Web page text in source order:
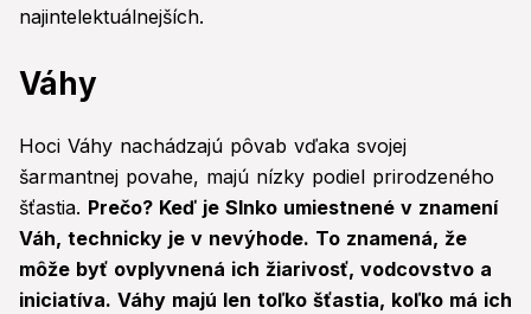
najintelektuálnejších.
Váhy
Hoci Váhy nachádzajú pôvab vďaka svojej
šarmantnej povahe, majú nízky podiel prirodzeného
šťastia. Prečo? Keď je Slnko umiestnené v znamení
Váh, technicky je v nevýhode. To znamená, že
môže byť ovplyvnená ich žiarivosť, vodcovstvo a
iniciatíva. Váhy majú len toľko šťastia, koľko má ich